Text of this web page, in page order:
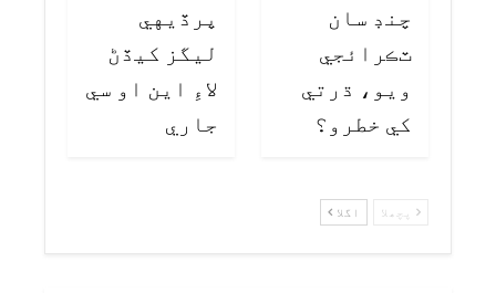
چنڊ سان
ٽڪرائجي
ويو، ڌرتي
کي خطرو؟
پرڏيهي
ليگز کيڏڻ
لاءِ اين او سي
جاري
پچھلا اگلا